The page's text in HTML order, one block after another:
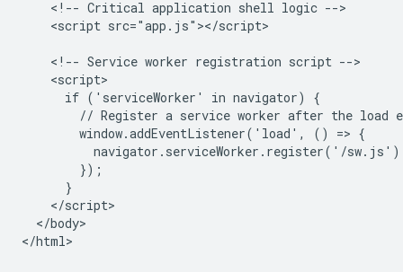
    <!-- Critical application shell logic -->
    <script src="app.js"></script>
    <!-- Service worker registration script -->
    <script>
      if ('serviceWorker' in navigator) {
// Register a service worker after the load
        window.addEventListener('load', () => {
navigator.serviceWorker.register('/
        });
      }
    </script>
  </body>